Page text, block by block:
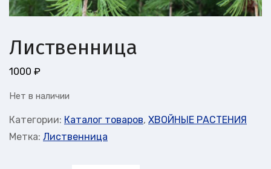
Лиственница
1000 ₽
Нет в наличии
Категории: Каталог товаров, ХВОЙНЫЕ РАСТЕНИЯ
Метка: Лиственница